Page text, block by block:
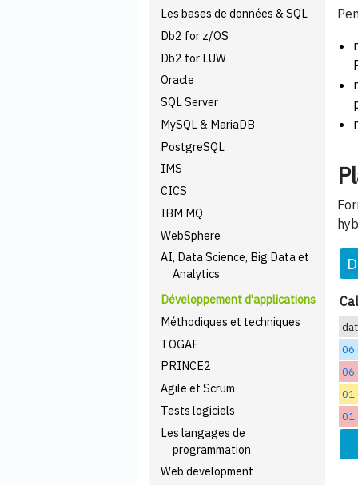
Les bases de données & SQL
Db2 for z/OS
Db2 for LUW
Oracle
SQL Server
MySQL & MariaDB
PostgreSQL
IMS
CICS
IBM MQ
WebSphere
AI, Data Science, Big Data et
Analytics
Développement d'applications
Méthodiques et techniques
TOGAF
PRINCE2
Agile et Scrum
Tests logiciels
Les langages de
programmation
Web development
06
06
01
01